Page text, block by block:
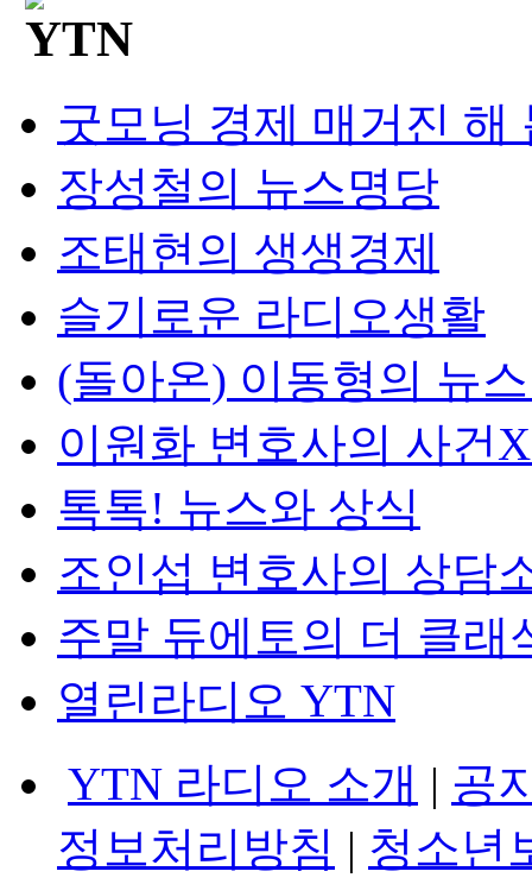
굿모닝 경제 매거진 해
장성철의 뉴스명당
조태현의 생생경제
슬기로운 라디오생활
(돌아온) 이동형의 뉴
이원화 변호사의 사건
톡톡! 뉴스와 상식
조인섭 변호사의 상담
주말 듀에토의 더 클래
열린라디오 YTN
YTN 라디오 소개 | 공
정보처리방침 | 청소년